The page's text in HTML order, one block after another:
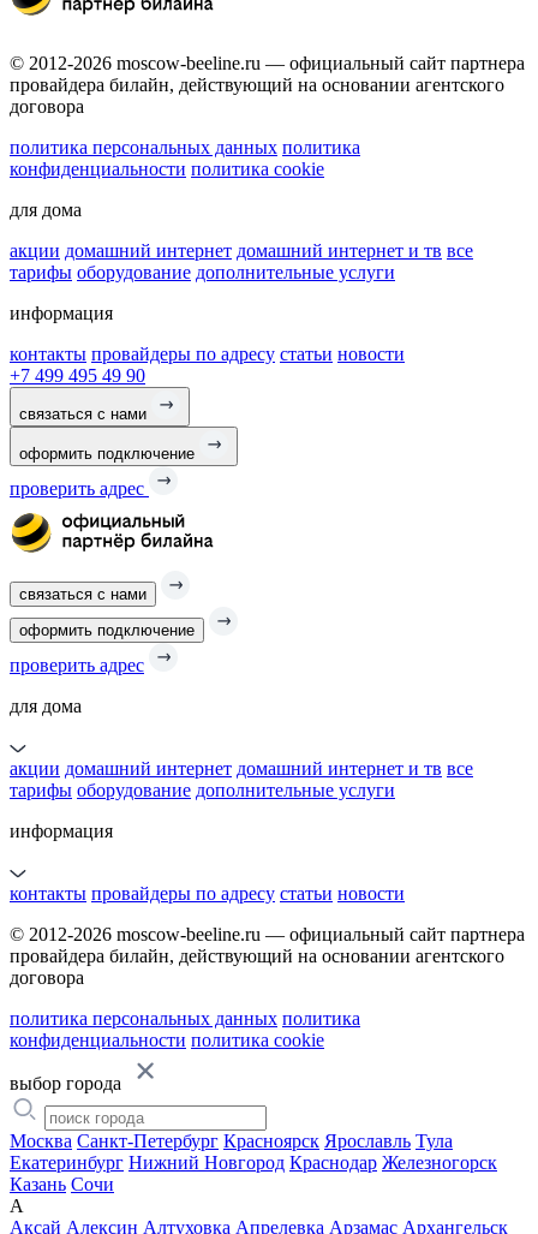
© 2012-2026 moscow-beeline.ru — официальный сайт партнера
провайдера билайн, действующий на основании агентского
договора
политика персональных данных политика
конфиденциальности политика cookie
для дома
акции домашний интернет домашний интернет и тв все
тарифы оборудование дополнительные услуги
информация
контакты провайдеры по адресу статьи новости
+7 499 495 49 90
связаться с нами
оформить подключение
проверить адрес
связаться с нами
оформить подключение
проверить адрес
для дома
акции домашний интернет домашний интернет и тв все
тарифы оборудование дополнительные услуги
информация
контакты провайдеры по адресу статьи новости
© 2012-2026 moscow-beeline.ru — официальный сайт партнера
провайдера билайн, действующий на основании агентского
договора
политика персональных данных политика
конфиденциальности политика cookie
выбор города
Москва Санкт-Петербург Красноярск Ярославль Тула
Екатеринбург Нижний Новгород Краснодар Железногорск
Казань Сочи
А
Аксай Алексин Алтуховка Апрелевка Арзамас Архангельск